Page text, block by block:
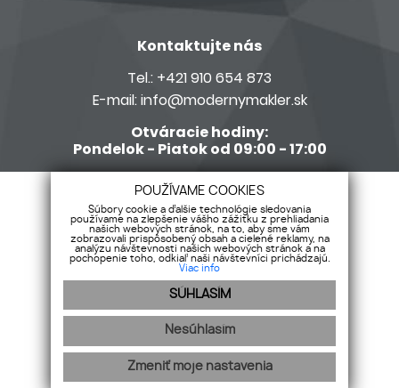
Kontaktujte nás
Tel.: +421 910 654 873
E-mail:info@modernymakler.sk
Otváracie hodiny:
Pondelok - Piatok od 09:00 - 17:00
Členom siete Realitné kancelárie s.r.o.
webdesign webex.digital
POUŽÍVAME COOKIES
Súbory cookie a ďalšie technológie sledovania
používame na zlepšenie vášho zážitku z prehliadania
našich webových stránok, na to, aby sme vám
zobrazovali prispôsobený obsah a cielené reklamy, na
analýzu návštevnosti našich webových stránok a na
pochopenie toho, odkiaľ naši návštevníci prichádzajú.
Viac info
SÚHLASÍM
Nesúhlasím
Zmeniť moje nastavenia